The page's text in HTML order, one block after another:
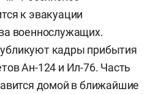
к эвакуации
военнослужащих.
кадры прибытия
Ан-124 и Ил-76. Часть
домой в ближайшие